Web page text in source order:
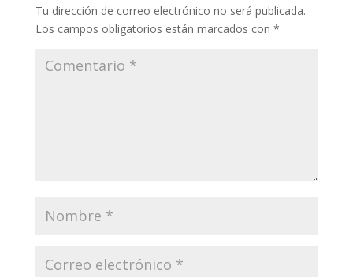
Tu dirección de correo electrónico no será publicada.
Los campos obligatorios están marcados con *